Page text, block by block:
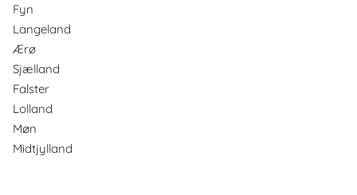
Fyn
Langeland
Ærø
Sjælland
Falster
Lolland
Møn
Midtjylland